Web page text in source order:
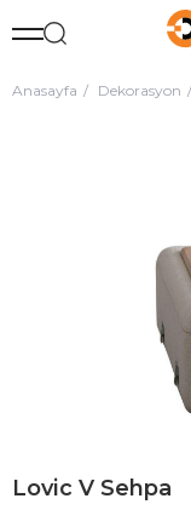
Anasayfa Dekorasyon
Lovic V Sehpa